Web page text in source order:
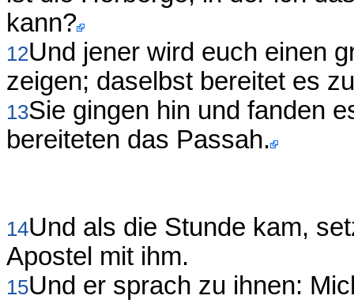
kann?
12Und jener wird euch einen
zeigen; daselbst bereitet es
13Sie gingen hin und fanden
bereiteten das Passah.
14Und als die Stunde kam,
Apostel mit ihm.
15Und er sprach zu ihnen: